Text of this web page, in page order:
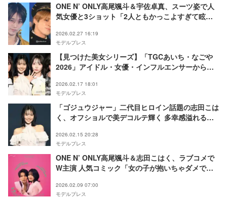
ONE N’ ONLY高尾颯斗＆宇佐卓真、スーツ姿で人
気女優と3ショット「2人ともかっこよすぎて眩し
2026.02.27 16:19
モデルプレス
【見つけた美女シリーズ】「TGCあいち・なごや
2026」アイドル・女優・インフルエンサーから注
2026.02.17 18:01
モデルプレス
「ゴジュウジャー」二代目ヒロイン話題の志田こは
く、オフショルで美デコルテ輝く 多幸感溢れる春
2026.02.15 20:28
モデルプレス
ONE N’ ONLY高尾颯斗＆志田こはく、ラブコメで
W主演 人気コミック「女の子が抱いちゃダメです
2026.02.09 07:00
モデルプレス